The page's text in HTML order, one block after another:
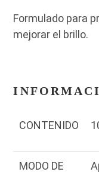
Formulado para
mejorar el brillo.
CONTENIDO
MODO DE